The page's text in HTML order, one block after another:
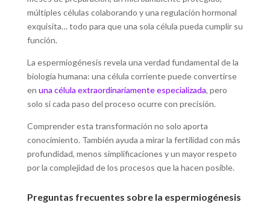
múltiples células colaborando y una regulación hormonal
exquisita… todo para que una sola célula pueda cumplir su
función.
La espermiogénesis revela una verdad fundamental de la
biología humana: una célula corriente puede convertirse
en una célula extraordinariamente especializada, pero
solo si cada paso del proceso ocurre con precisión.
Comprender esta transformación no solo aporta
conocimiento. También ayuda a mirar la fertilidad con más
profundidad, menos simplificaciones y un mayor respeto
por la complejidad de los procesos que la hacen posible.
Preguntas frecuentes sobre la espermiogénesis